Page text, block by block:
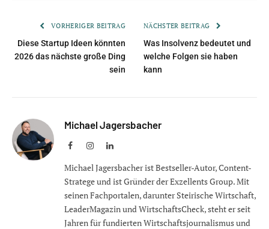
VORHERIGER BEITRAG
Diese Startup Ideen könnten
2026 das nächste große Ding
sein
NÄCHSTER BEITRAG
Was Insolvenz bedeutet und
welche Folgen sie haben
kann
Michael Jagersbacher
FacebookInstagramLinkedIn
Michael Jagersbacher ist Bestseller-Autor, Content-
Stratege und ist Gründer der Exzellents Group. Mit
seinen Fachportalen, darunter Steirische Wirtschaft,
LeaderMagazin und WirtschaftsCheck, steht er seit
Jahren für fundierten Wirtschaftsjournalismus und